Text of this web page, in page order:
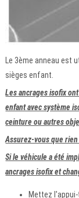
Le 3ème anneau est
sièges enfant.
Les ancrages isofix
enfant avec système
ceinture ou autres
Assurez-vous que
Si le véhicule a été
ancrages isofix et
Mettez